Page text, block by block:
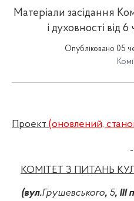
Матеріали засідання
і духовності від
Опубліковано 05
Проект (оновлений,
КОМІТЕТ З ПИТАНЬ
(вул.Грушевського, 5,